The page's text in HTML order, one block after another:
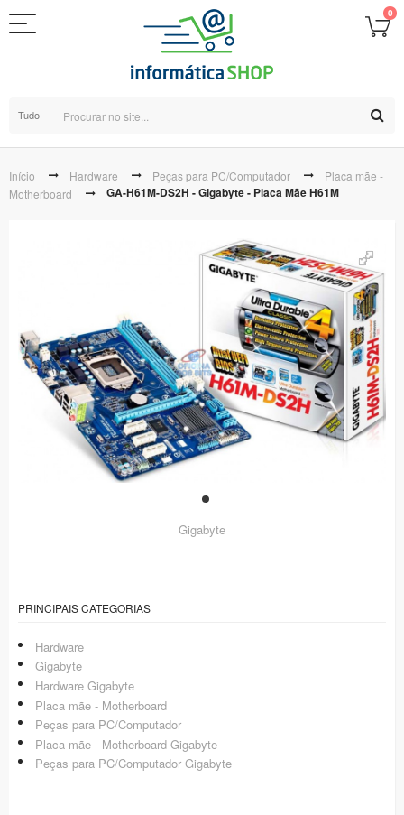
0
Tudo
Início Hardware Peças para PC/Computador
Placa mãe -
Motherboard
GA-H61M-DS2H - Gigabyte - Placa Mãe H61M
Gigabyte
PRINCIPAIS CATEGORIAS
Hardware
Gigabyte
Hardware Gigabyte
Placa mãe - Motherboard
Peças para PC/Computador
Placa mãe - Motherboard Gigabyte
Peças para PC/Computador Gigabyte